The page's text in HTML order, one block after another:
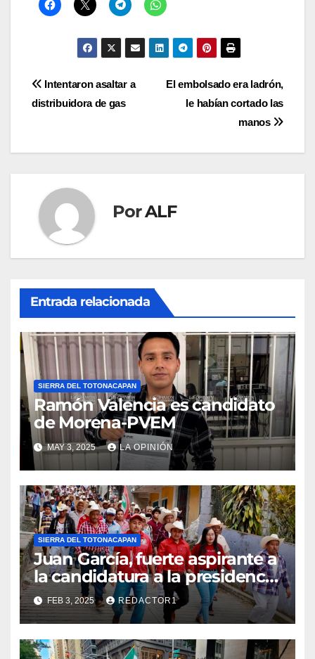
Navegación
entradas
le habían cortado las
distribuidora de gas
PorALF
Entrada relacionada
Ramón Valencia es candidato
de Morena-PVEM
MAY 3, 2025 LA OPINIÓN
Juan García, fuerte aspirante a
la candidatura a la presidencia
municipal de Filomeno Mata
por el PRI
FEB 3, 2025 REDACTOR1